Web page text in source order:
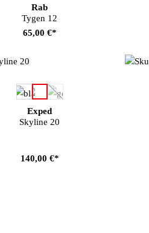
Rab
Tygen 12
65,00 €*
Exped
Skyline 20
Farbeauswählen
(Diese Option ist zurzeit
140,00 €*